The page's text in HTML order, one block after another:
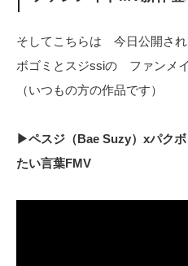
そしてこちらは 今日公開さ
ボゴミとスジssiの ファンメ
（いつもの方の作品です）
▶ペスジ（Bae Suzy）xパク
たい言葉FMV